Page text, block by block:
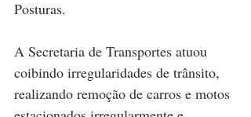
Posturas.
A Secretaria de Transportes atuou
coibindo irregularidades de trânsito,
realizando remoção de carros e motos